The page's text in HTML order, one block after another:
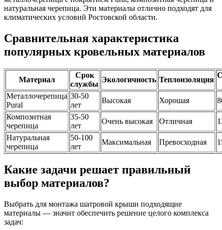
натуральная черепица. Эти материалы отлично подходят для
климатических условий Ростовской области.
Сравнительная характеристика
популярных кровельных материалов
Материал
Срок
службы
Экологичность Теплоизоляция
Металлочерепица
Pural
30-50
лет
Высокая Хорошая
Композитная
черепица
35-50
лет
Очень высокая Отличная
Натуральная
черепица
50-100
лет
Максимальная Превосходная
Какие задачи решает правильный
выбор материалов?
Выбрать для монтажа шатровой крыши подходящие
материалы — значит обеспечить решение целого комплекса
задач: